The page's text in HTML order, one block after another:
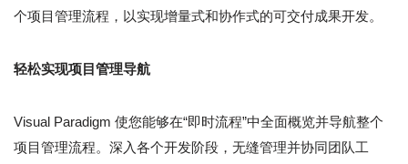
个项目管理流程，以实现增量式和协作式的可交付成果开发。
轻松实现项目管理导航
Visual Paradigm 使您能够在“即时流程”中全面概览并导航整个
项目管理流程。深入各个开发阶段，无缝管理并协同团队工